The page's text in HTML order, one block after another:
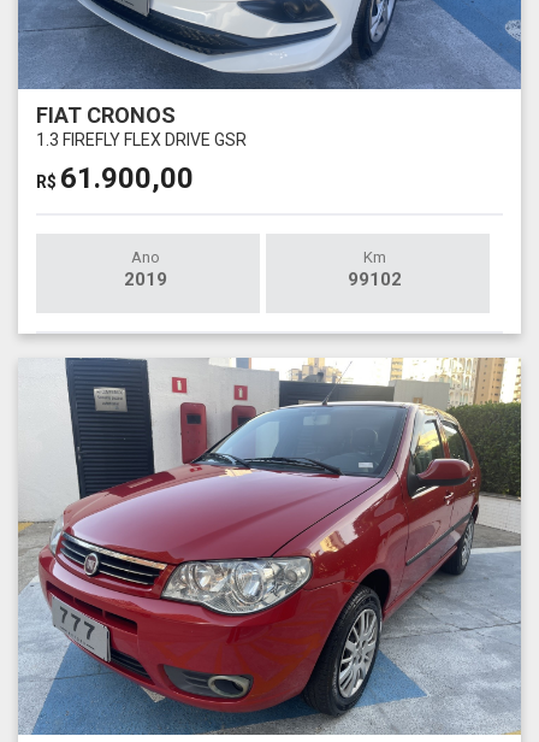
FIAT CRONOS
1.3 FIREFLY FLEX DRIVE GSR
R$ 61.900,00
Ano
2019
Km
99102